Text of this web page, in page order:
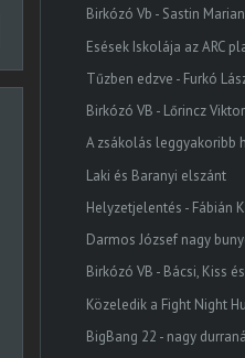
Birkózó Vb - Sastin
Esések Iskolája az ARC
Tűzben edzve - Furkó
Birkózó VB - Lőrincz
A zsákolás leggyakoribb
Laki és Baranyi elszánt
Helyzetjelentés - Fábián
Darmos József nagy
Birkózó VB - Bácsi, Kiss
Közeledik a Fight Night
BigBang 22 - nagy